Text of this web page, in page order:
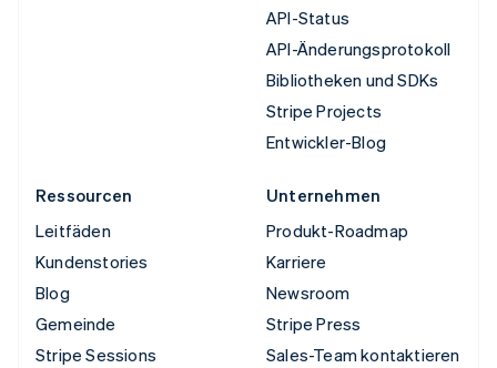
API-Status
API-Änderungsprotokoll
Bibliotheken und SDKs
Stripe Projects
Entwickler-Blog
Ressourcen
Leitfäden
Kundenstories
Blog
Gemeinde
Stripe Sessions
Unternehmen
Produkt-Roadmap
Karriere
Newsroom
Stripe Press
Sales-Team kontaktieren